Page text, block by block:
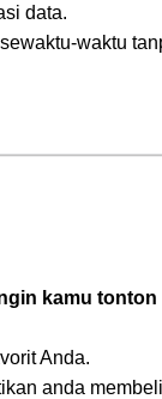
data.
waktu
kamu tonton
Anda.
anda